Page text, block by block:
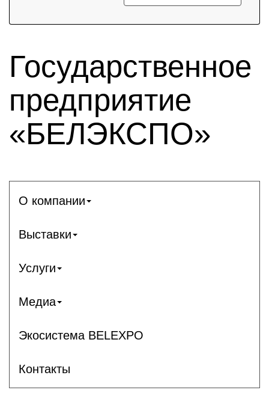
Государственное
предприятие
«БЕЛЭКСПО»
О компании
Выставки
Услуги
Медиа
Экосистема BELEXPO
Контакты